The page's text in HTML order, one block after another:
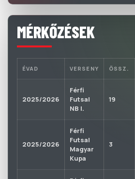
MÉRKŐZÉSEK
ÉVAD VERSENY ÖSSZ.
2025/2026
Férfi
Futsal
NB I.
19
2025/2026
Férfi
Futsal
Magyar
Kupa
3